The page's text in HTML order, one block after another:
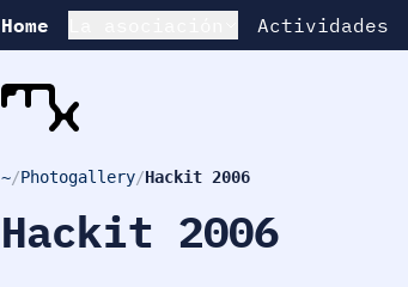
Home Actividades
~/Photogallery/Hackit 2006
Hackit 2006